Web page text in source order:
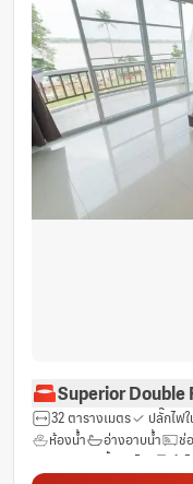
Superior Double
32 ตารางเมตร ปลั๊กไฟ
ห้องน้ำ
อ่างอาบน้ำ ช่
โต๊ะ ตู้เย็น